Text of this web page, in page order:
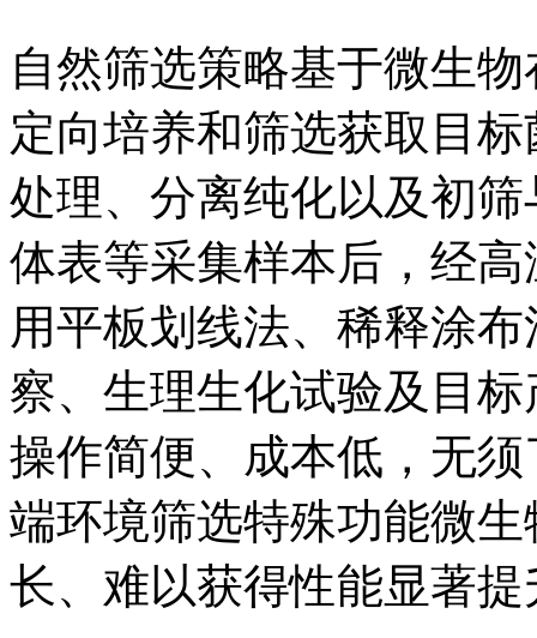
自然筛选策略基于微生
定向培养和筛选获取目
处理、分离纯化以及初
体表等采集样本后，经
用平板划线法、稀释涂
察、生理生化试验及目
操作简便、成本低，无
端环境筛选特殊功能微
长、难以获得性能显著